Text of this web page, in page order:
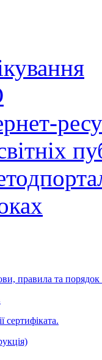
правила та порядок
сертифіката.